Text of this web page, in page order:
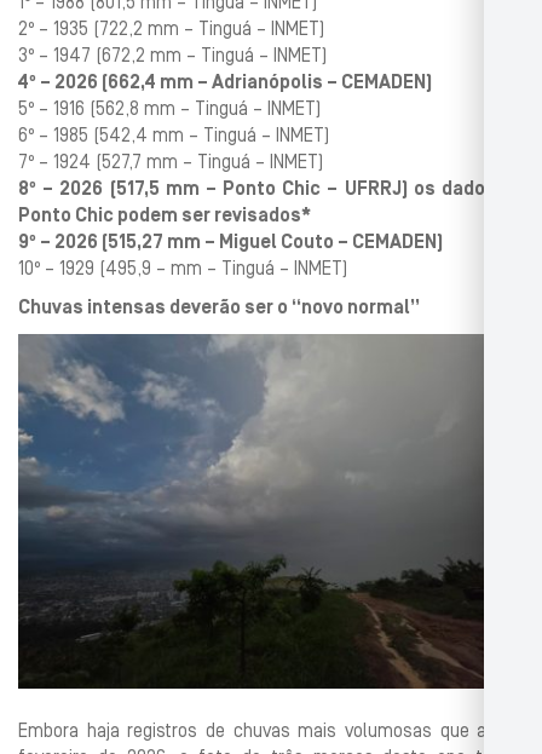
2º – 1935 (722,2 mm – Tinguá – INMET)
3º – 1947 (672,2 mm – Tinguá – INMET)
4º – 2026 (662,4 mm – Adrianópolis – CEMADEN)
5º – 1916 (562,8 mm – Tinguá – INMET)
6º – 1985 (542,4 mm – Tinguá – INMET)
7º – 1924 (527,7 mm – Tinguá – INMET)
8º – 2026 (517,5 mm – Ponto Chic – UFRRJ) os dados de
Ponto Chic podem ser revisados*
9º – 2026 (515,27 mm – Miguel Couto – CEMADEN)
10º – 1929 (495,9 – mm – Tinguá – INMET)
Chuvas intensas deverão ser o “novo normal”
Embora haja registros de chuvas mais volumosas que as de